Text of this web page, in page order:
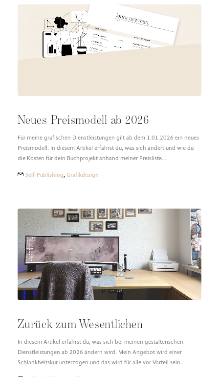
MERCH
ÜBER MICH
DESIGN FAQ
PRESSEMATERIAL
KONTAKT
Neues Preismodell ab 2026
Für meine grafischen Dienstleistungen gilt ab dem 1.01.2026 ein neues
Preismodell. In diesem Artikel erfährst du, was sich ändert und wie du
die Kosten für dein Buchprojekt anhand meiner Preisliste…
Self-Publishing, Grafikdesign
Zurück zum Wesentlichen
In diesem Artikel erfährst du, was sich bei meinen gestalterischen
Dienstleistungen ab 2026 ändern wird. Mein Angebot wird einer
Schlankheitskur unterzogen und das wird für alle vor Vorteil sein.…